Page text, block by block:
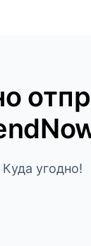
Куда угодно!